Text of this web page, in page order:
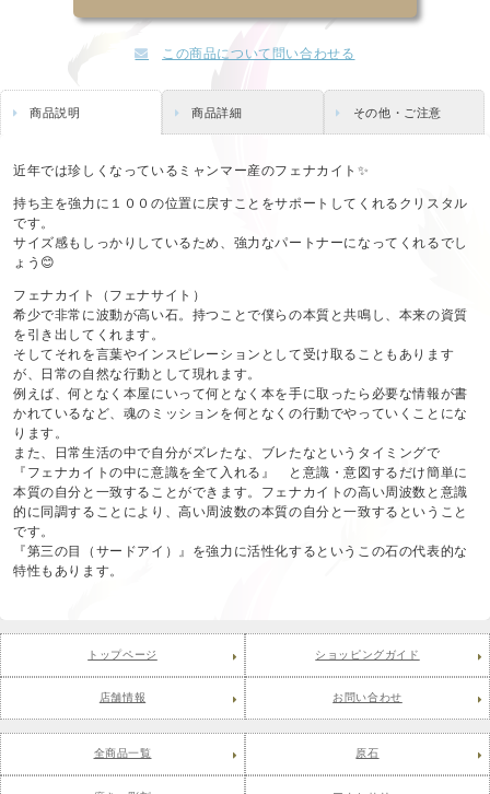
この商品について問い合わせる
商品説明 商品詳細 その他・ご注意
近年では珍しくなっているミャンマー産のフェナカイト✨
持ち主を強力に１００の位置に戻すことをサポートしてくれるクリスタル
です。
サイズ感もしっかりしているため、強力なパートナーになってくれるでし
ょう😊
フェナカイト（フェナサイト）
希少で非常に波動が高い石。持つことで僕らの本質と共鳴し、本来の資質
を引き出してくれます。
そしてそれを言葉やインスピレーションとして受け取ることもあります
が、日常の自然な行動として現れます。
例えば、何となく本屋にいって何となく本を手に取ったら必要な情報が書
かれているなど、魂のミッションを何となくの行動でやっていくことにな
ります。
また、日常生活の中で自分がズレたな、ブレたなというタイミングで
『フェナカイトの中に意識を全て入れる』 と意識・意図するだけ簡単に
本質の自分と一致することができます。フェナカイトの高い周波数と意識
的に同調することにより、高い周波数の本質の自分と一致するということ
です。
『第三の目（サードアイ）』を強力に活性化するというこの石の代表的な
特性もあります。
トップページ ショッピングガイド
店舗情報 お問い合わせ
全商品一覧 原石